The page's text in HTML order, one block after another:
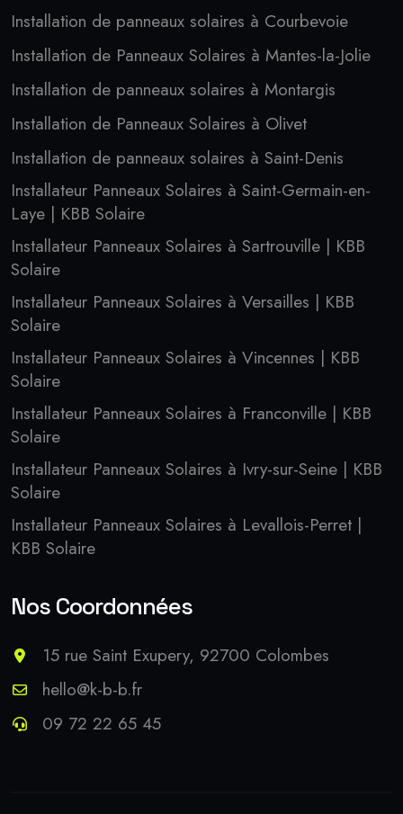
Installation de panneaux solaires à Courbevoie
Installation de Panneaux Solaires à Mantes-la-Jolie
Installation de panneaux solaires à Montargis
Installation de Panneaux Solaires à Olivet
Installation de panneaux solaires à Saint-Denis
Installateur Panneaux Solaires à Saint-Germain-en-
Laye | KBB Solaire
Installateur Panneaux Solaires à Sartrouville | KBB
Solaire
Installateur Panneaux Solaires à Versailles | KBB
Solaire
Installateur Panneaux Solaires à Vincennes | KBB
Solaire
Installateur Panneaux Solaires à Franconville | KBB
Solaire
Installateur Panneaux Solaires à Ivry-sur-Seine | KBB
Solaire
Installateur Panneaux Solaires à Levallois-Perret |
KBB Solaire
Nos Coordonnées
15 rue Saint Exupery, 92700 Colombes
hello@k-b-b.fr
09 72 22 65 45